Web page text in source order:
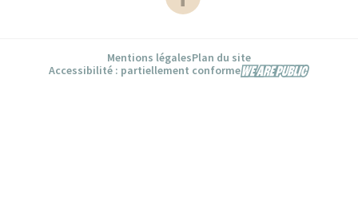
Mentions légalesPlan du site
Accessibilité : partiellement conforme